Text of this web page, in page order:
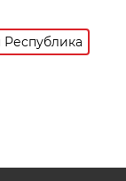
Республика